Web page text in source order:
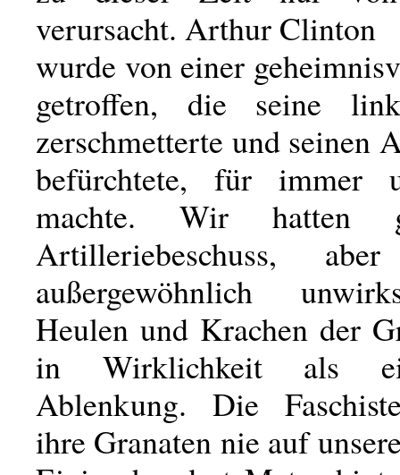
verursacht. Arthur Clinton
wurde von einer
getroffen, die seine
zerschmetterte und seinen
befürchtete, für immer
machte. Wir hatten
Artilleriebeschuss,
außergewöhnlich
Heulen und Krachen der
in Wirklichkeit als
Ablenkung. Die
ihre Granaten nie auf